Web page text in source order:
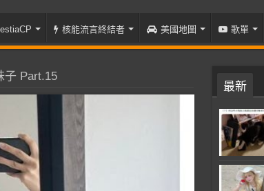
核能流言終結者 美國地圖 歌單
子 Part.15
最新